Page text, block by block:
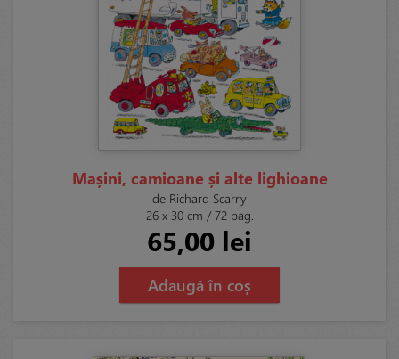
Mașini, camioane și alte lighioane
de Richard Scarry
26 x 30 cm / 72 pag.
65,00 lei
Adaugă în coș